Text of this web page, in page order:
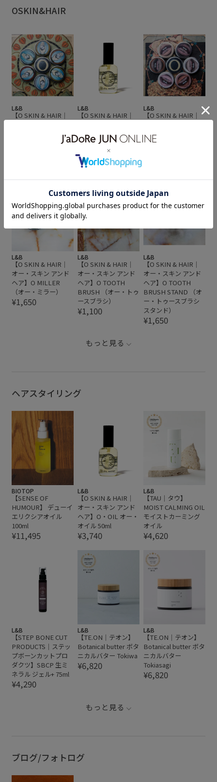
OSKIN&HAIR
L&B
【O SKIN & HAIR｜
ヘア】O BALM 20ml
（オー・バーム）ハ
L&B
【O SKIN & HAIR｜
ヘア】O・OIL オー・
オイル 50ml
¥3,740
L&B
【O SKIN & HAIR｜
ヘア】O BALM 20ml
（オー・バーム） リ
L&B
【O SKIN & HAIR｜
オー・スキン アンド
ヘア】O MILLER
（オー・ミラー）
¥1,650
L&B
【O SKIN & HAIR｜
オー・スキン アンド
ヘア】O TOOTH
BRUSH （オー・トゥ
ースブラシ）
¥1,100
L&B
【O SKIN & HAIR｜
オー・スキン アンド
ヘア】O TOOTH
BRUSH STAND （オ
ー・トゥースブラシ
スタンド）
¥1,650
もっと見る
ヘアスタイリング
BIOTOP
【SENSE OF
HUMOUR】 デューイ
エリクシアオイル
100ml
¥11,495
L&B
【O SKIN & HAIR｜
オー・スキン アンド
ヘア】O・OIL オー・
オイル 50ml
¥3,740
L&B
【TAU｜タウ】
MOIST CALMING OIL
モイストカーミング
オイル
¥4,620
L&B
【STEP BONE CUT
PRODUCTS｜ステッ
プボーンカットプロ
ダクツ】SBCP 生ミ
ネラル ジェル+ 75ml
¥4,290
L&B
【TE.ON｜テオン】
Botanical butter ボタ
ニカルバター Tokiwa
¥6,820
L&B
【TE.ON｜テオン】
Botanical butter ボタ
ニカルバター
Tokiasagi
¥6,820
もっと見る
ブログ/フォトログ